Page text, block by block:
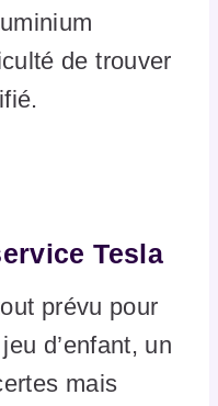
de trouver
Tesla
prévu pour
d’enfant, un
mais